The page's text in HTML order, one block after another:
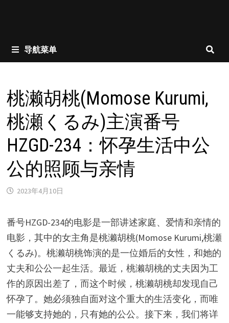
导航菜单
桃濑胡桃(Momose Kurumi,
桃瀬くるみ)主演番号
HZGD-234：怀孕生活中公
公的照顾与亲情
2023年4月10日
番号HZGD-234的电影是一部讲述家庭、爱情和亲情的
电影，其中的女主角是桃濑胡桃(Momose Kurumi,桃瀬
くるみ)。桃濑胡桃饰演的是一位婚后的女性，和她的
丈夫和公公一起生活。最近，桃濑胡桃的丈夫因为工
作的原因出差了，而这个时候，桃濑胡桃却发现自己
怀孕了。她必须独自面对这个重大的生活变化，而唯
一能够支持她的，只有她的公公。接下来，我们将详